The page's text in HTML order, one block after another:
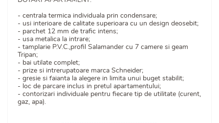
- centrala termica individuala prin condensare;
- usi interioare de calitate superioara cu un design deosebit;
- parchet 12 mm de trafic intens;
- usa metalica la intrare;
- tamplarie P.V.C.,profil Salamander cu 7 camere si geam
Tripan;
- bai utilate complet;
- prize si intrerupatoare marca Schneider;
- gresie si faianta la alegere in limita unui buget stabilit;
- loc de parcare inclus in pretul apartamentului;
- contorizari individuale pentru fiecare tip de utilitate (curent,
gaz, apa).